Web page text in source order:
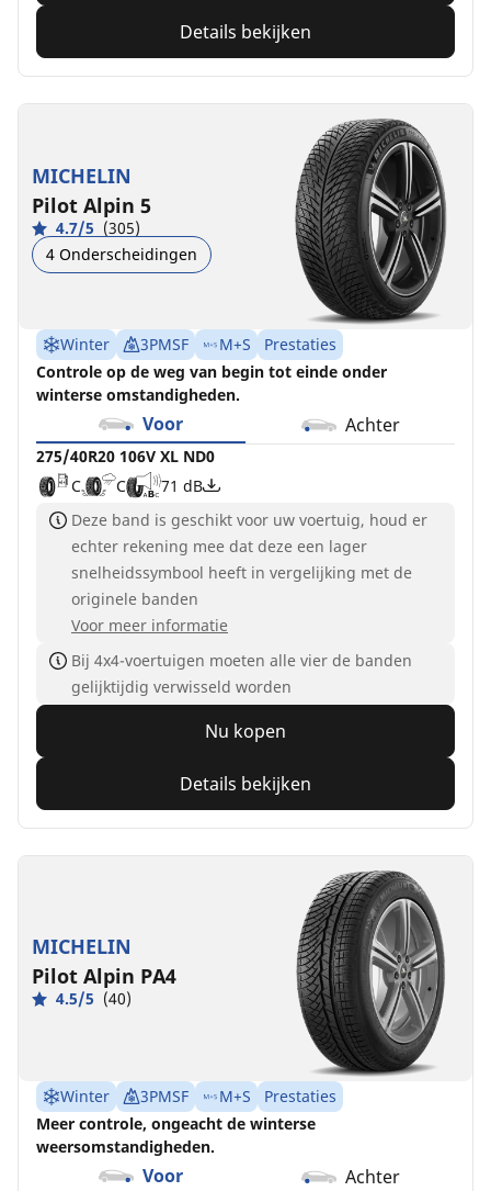
Details bekijken
MICHELIN
Pilot Alpin 5
4.7/5 (305)
4 Onderscheidingen
Winter 3PMSF M+S
Prestaties
Controle op de weg van begin tot einde onder
winterse omstandigheden.
Voor Achter
275/40R20 106V XL ND0
C
C
71 dB
Deze band is geschikt voor uw voertuig, houd er
echter rekening mee dat deze een lager
snelheidssymbool heeft in vergelijking met de
originele banden
Voor meer informatie
Bij 4x4-voertuigen moeten alle vier de banden
gelijktijdig verwisseld worden
Nu kopen
Details bekijken
MICHELIN
Pilot Alpin PA4
4.5/5 (40)
Winter 3PMSF M+S
Prestaties
Meer controle, ongeacht de winterse
weersomstandigheden.
Voor Achter